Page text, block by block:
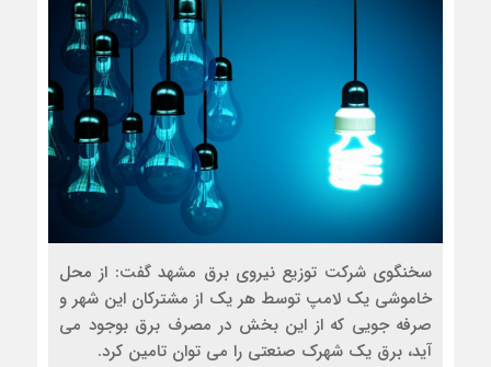
سخنگوی شرکت توزیع نیروی برق مشهد گفت: از محل
خاموشی یک لامپ توسط هر یک از مشترکان این شهر و
صرفه جویی که از این بخش در مصرف برق بوجود می
آید، برق یک شهرک صنعتی را می توان تامین کرد.